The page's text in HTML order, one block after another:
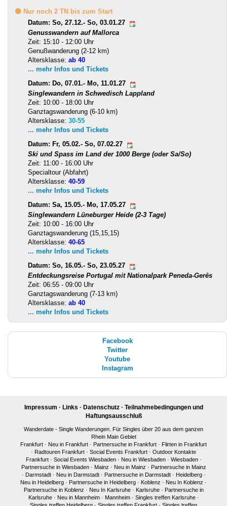
🟡 Nur noch 2 TN bis zum Start
Datum: So, 27.12.- So, 03.01.27
Genusswandern auf Mallorca
Zeit: 15:10 - 12:00 Uhr
Genußwanderung (2-12 km)
Altersklasse: ab 40
... mehr Infos und Tickets
Datum: Do, 07.01.- Mo, 11.01.27
Singlewandern in Schwedisch Lappland
Zeit: 10:00 - 18:00 Uhr
Ganztagswanderung (6-10 km)
Altersklasse: 30-55
... mehr Infos und Tickets
Datum: Fr, 05.02.- So, 07.02.27
Ski und Spass im Land der 1000 Berge (oder Sa/So)
Zeit: 11:00 - 16:00 Uhr
Specialtour (Abfahrt)
Altersklasse: 40-59
... mehr Infos und Tickets
Datum: Sa, 15.05.- Mo, 17.05.27
Singlewandern Lüneburger Heide (2-3 Tage)
Zeit: 10:00 - 16:00 Uhr
Ganztagswanderung (15,15,15)
Altersklasse: 40-65
... mehr Infos und Tickets
Datum: So, 16.05.- So, 23.05.27
Entdeckungsreise Portugal mit Nationalpark Peneda-Gerês
Zeit: 06:55 - 09:00 Uhr
Ganztagswanderung (7-13 km)
Altersklasse: ab 40
... mehr Infos und Tickets
Facebook
Twitter
Youtube
Instagram
Impressum · Links · Datenschutz· Teilnahmebedingungen und
Haftungsausschluß
Wanderdate - Single Wanderungen. Für Singles über 20 aus dem ganzen
Rhein Main Gebiet
Frankfurt · Neu in Frankfurt · Partnersuche in Frankfurt · Flirten in Frankfurt
· Radtouren Frankfurt · Social Events Frankfurt · Outdoor Kontakte
Frankfurt· Social Events Wiesbaden· Neu in Wiesbaden· Wiesbaden·
Partnersuche in Wiesbaden· Mainz · Neu in Mainz · Partnersuche in Mainz
· Darmstadt· Neu in Darmstadt· Partnersuche in Darmstadt· Heidelberg·
Neu in Heidelberg · Partnersuche in Heidelberg · Koblenz · Neu In Koblenz ·
Partnersuche in Koblenz · Neu In Karlsruhe· Karlsruhe· Partnersuche in
Karlsruhe· Neu in Mannheim· Mannheim· Singles treffen Karlsruhe·